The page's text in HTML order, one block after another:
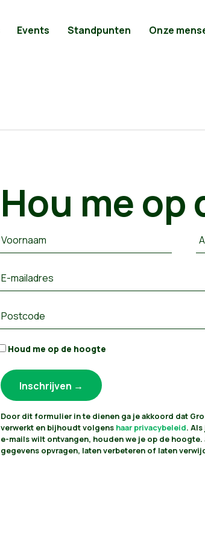
Events Standpunten Onze
Hou me op
Voornaam
E-mailadres
Postcode
Houd me op de hoogte
Door dit formulier in te dienen ga je akkoord dat
verwerkt en bijhoudt volgens haar privacybeleid.
e-mails wilt ontvangen, houden we je op de hoogte.
gegevens opvragen, laten verbeteren of laten